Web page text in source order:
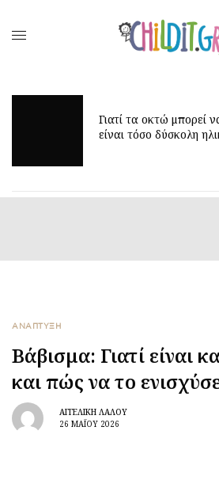
δύσκολη ηλικία;
ΑΝΑΠΤΥΞΗ
Βάβισμα: Γιατί είναι
και πώς να το
ΑΓΓΕΛΙΚΉ ΛΆΛΟΥ
26 ΜΑΪ́ΟΥ 2026